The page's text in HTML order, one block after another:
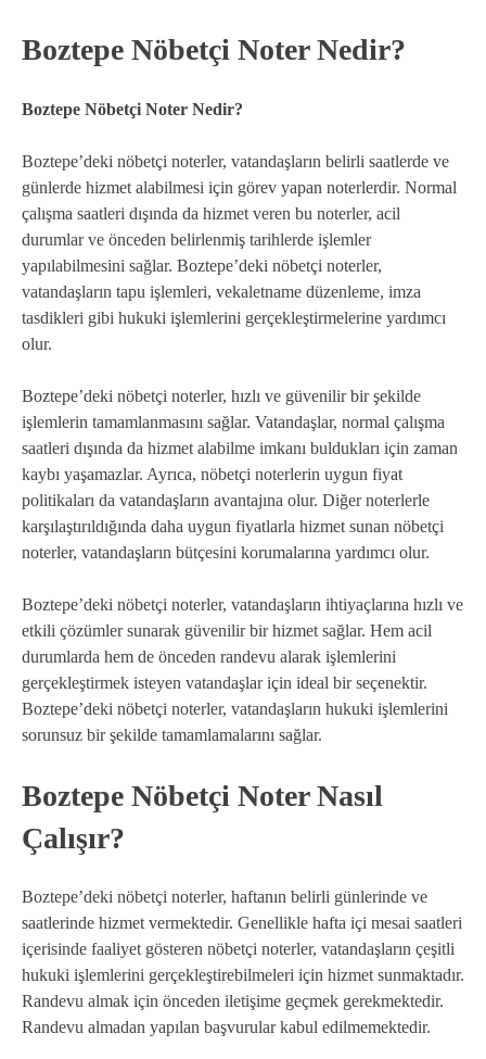
Boztepe Nöbetçi Noter Nedir?
Boztepe Nöbetçi Noter Nedir?
Boztepe’deki nöbetçi noterler, vatandaşların belirli saatlerde ve
günlerde hizmet alabilmesi için görev yapan noterlerdir. Normal
çalışma saatleri dışında da hizmet veren bu noterler, acil
durumlar ve önceden belirlenmiş tarihlerde işlemler
yapılabilmesini sağlar. Boztepe’deki nöbetçi noterler,
vatandaşların tapu işlemleri, vekaletname düzenleme, imza
tasdikleri gibi hukuki işlemlerini gerçekleştirmelerine yardımcı
olur.
Boztepe’deki nöbetçi noterler, hızlı ve güvenilir bir şekilde
işlemlerin tamamlanmasını sağlar. Vatandaşlar, normal çalışma
saatleri dışında da hizmet alabilme imkanı buldukları için zaman
kaybı yaşamazlar. Ayrıca, nöbetçi noterlerin uygun fiyat
politikaları da vatandaşların avantajına olur. Diğer noterlerle
karşılaştırıldığında daha uygun fiyatlarla hizmet sunan nöbetçi
noterler, vatandaşların bütçesini korumalarına yardımcı olur.
Boztepe’deki nöbetçi noterler, vatandaşların ihtiyaçlarına hızlı ve
etkili çözümler sunarak güvenilir bir hizmet sağlar. Hem acil
durumlarda hem de önceden randevu alarak işlemlerini
gerçekleştirmek isteyen vatandaşlar için ideal bir seçenektir.
Boztepe’deki nöbetçi noterler, vatandaşların hukuki işlemlerini
sorunsuz bir şekilde tamamlamalarını sağlar.
Boztepe Nöbetçi Noter Nasıl
Çalışır?
Boztepe’deki nöbetçi noterler, haftanın belirli günlerinde ve
saatlerinde hizmet vermektedir. Genellikle hafta içi mesai saatleri
içerisinde faaliyet gösteren nöbetçi noterler, vatandaşların çeşitli
hukuki işlemlerini gerçekleştirebilmeleri için hizmet sunmaktadır.
Randevu almak için önceden iletişime geçmek gerekmektedir.
Randevu almadan yapılan başvurular kabul edilmemektedir.